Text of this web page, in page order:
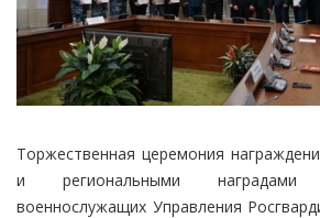
Торжественная церемония
и региональными
военнослужащих Управления